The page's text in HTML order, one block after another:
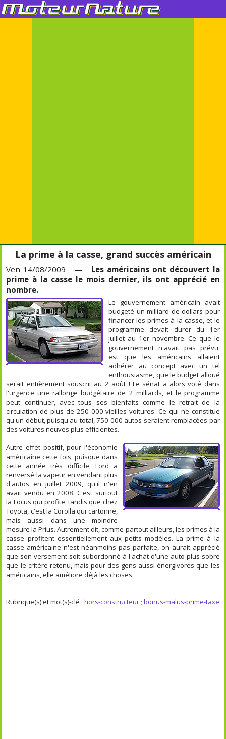
La prime à la casse, grand succès américain
Ven 14/08/2009 — Les américains ont découvert la
prime à la casse le mois dernier, ils ont apprécié en
nombre.
Le gouvernement américain avait
budgeté un milliard de dollars pour
financer les primes à la casse, et le
programme devait durer du 1er
juillet au 1er novembre. Ce que le
gouvernement n'avait pas prévu,
est que les américains allaient
adhérer au concept avec un tel
enthousiasme, que le budget alloué
serait entièrement souscrit au 2 août ! Le sénat a alors voté dans
l'urgence une rallonge budgétaire de 2 milliards, et le programme
peut continuer, avec tous ses bienfaits comme le retrait de la
circulation de plus de 250 000 vieilles voitures. Ce qui ne constitue
qu'un début, puisqu'au total, 750 000 autos seraient remplacées par
des voitures neuves plus efficientes.
Autre effet positif, pour l'économie
américaine cette fois, puisque dans
cette année très difficile, Ford a
renversé la vapeur en vendant plus
d'autos en juillet 2009, qu'il n'en
avait vendu en 2008. C'est surtout
la Focus qui profite, tandis que chez
Toyota, c'est la Corolla qui cartonne,
mais aussi dans une moindre
mesure la Prius. Autrement dit, comme partout ailleurs, les primes à la
casse profitent essentiellement aux petits modèles. La prime à la
casse américaine n'est néanmoins pas parfaite, on aurait apprécié
que son versement soit subordonné à l'achat d'une auto plus sobre
que le critère retenu, mais pour des gens aussi énergivores que les
américains, elle améliore déjà les choses.
Rubrique(s) et mot(s)-clé :hors-constructeur;bonus-malus-prime-taxe